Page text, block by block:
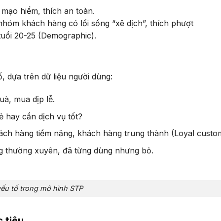
hiểm, thích an toàn.
khách hàng có lối sống “xê dịch”, thích phượt
20-25 (Demographic).
dựa trên dữ liệu người dùng:
mua dịp lễ.
hay cần dịch vụ tốt?
hàng tiềm năng, khách hàng trung thành (Loyal
thường xuyên, đã từng dùng nhưng bỏ.
tố trong mô hình STP